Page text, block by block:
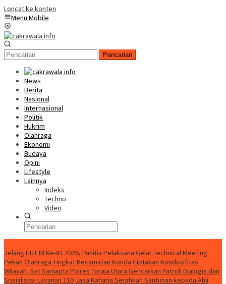
Loncat ke konten
Menu Mobile
Pencarian
News
Berita
Nasional
Internasional
Politik
Hukrim
Olahraga
Ekonomi
Budaya
Opini
Lifestyle
Lainnya
Indeks
Techno
Video
Jelang HUT RI Ke-81 2026, Panitia Pelaksana Gelar Technical Meeting
Pekan Olahraga Tingkat Kecamatan Konda Ciptakan Kondusifitas
Wilayah, Sat Samapta Polres Toraja Utara Gencarkan Patroli Dialogis dan
Sosialisasi Layanan 110 Jasa Raharja Serahkan Santunan kepada Ahli